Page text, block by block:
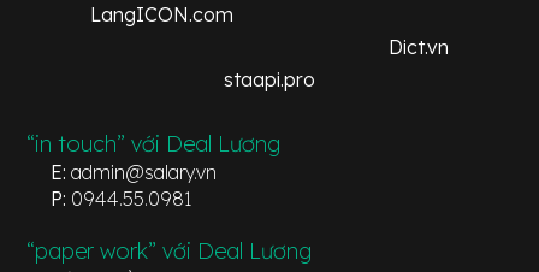
LangICON.com
Dict.vn
staapi.pro
“in touch” với Deal Lương
E: admin@salary.vn
P: 0944.55.0981
“paper work” với Deal Lương